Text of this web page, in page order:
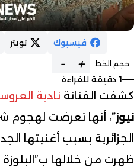
فيسبوك تويتر
حجم الخط +
-
1 دقيقة للقراءة
كشفت الفنانة نادية
نيوز”، أنها تعرضت لهجوم
الجزائرية بسبب أغنيتها
ظهرت من خلالها ب”البلوزة